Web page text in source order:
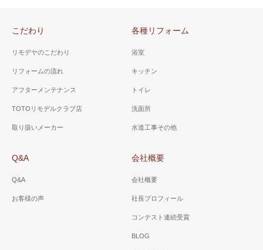
こだわり
リモデヤのこだわり
リフォームの流れ
アフターメンテナンス
TOTOリモデルクラブ店
取り扱いメーカー
各種リフォーム
浴室
キッチン
トイレ
洗面所
水道工事その他
Q&A
Q&A
お客様の声
会社概要
会社概要
社長プロフィール
コンテスト連続受賞
BLOG